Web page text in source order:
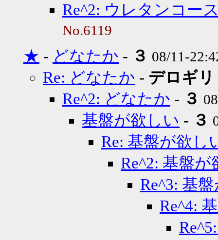
Re^2: ウレタンコー
No.6119
★ - どなたか - ３ 08/11-
Re: どなたか - デロギリ
Re^2: どなたか - ３
基盤が欲しい - ３
Re: 基盤が欲し
Re^2: 基盤が
Re^3: 基
Re^4: